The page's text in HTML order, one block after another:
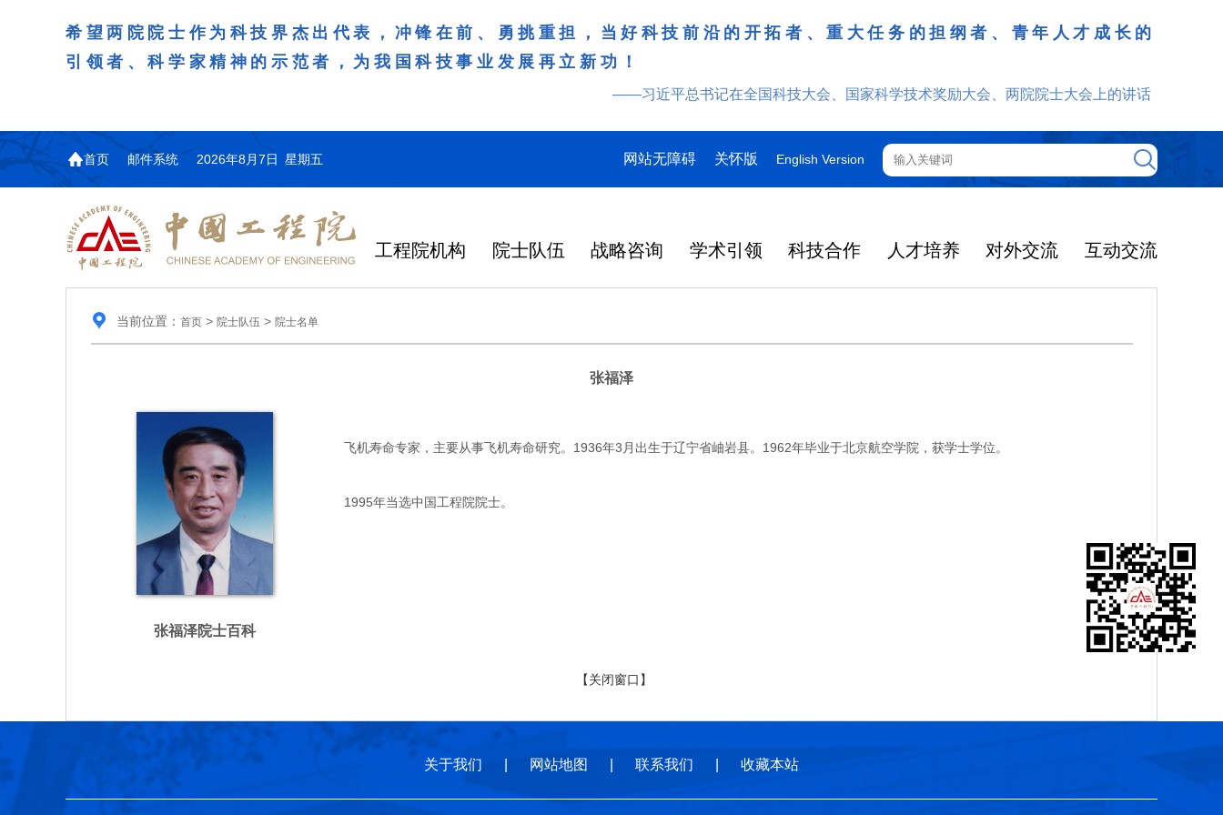
希望两院院士作为科技界杰出代表，冲锋在前、勇挑重担，当好科技前沿的开拓者、重大任务的担纲者、青年人才成长的
引领者、科学家精神的示范者，为我国科技事业发展再立新功！
——习近平总书记在全国科技大会、国家科学技术奖励大会、两院院士大会上的讲话
首页 邮件系统 2026年8月7日 星期五 网站无障碍 关怀版 English Version
工程院机构 院士队伍 战略咨询 学术引领 科技合作 人才培养 对外交流 互动交流
当前位置： 首页> 院士队伍 > 院士名单
张福泽
张福泽院士百科
飞机寿命专家，主要从事飞机寿命研究。1936年3月出生于辽宁省岫岩县。1962年毕业于北京航空学院，获学士学位。
1995年当选中国工程院院士。
【关闭窗口】
关于我们 网站地图 联系我们 收藏本站